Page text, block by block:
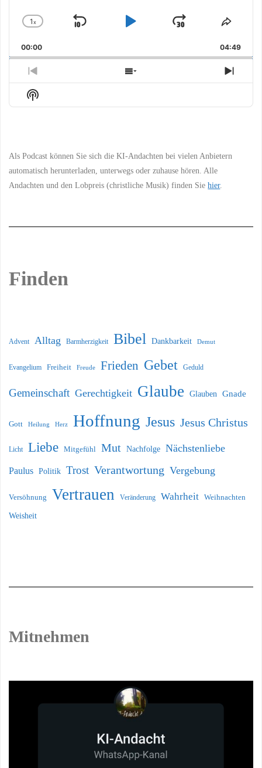
Change
Rate
1x
Skip
Play
Jump
Forward
Share
00:00 04:49
Previous
Episode
Show
Episodes
Next
Show
Podcast
Als Podcast können Sie sich die KI-Andachten bei vielen Anbietern
automatisch herunterladen, unterwegs oder zuhause hören. Alle
Andachten und den Lobpreis (christliche Musik) finden Siehier.
Finden
Advent Alltag Barmherzigkeit Bibel Dankbarkeit Demut
Evangelium Freiheit Freude Frieden Gebet Geduld
Gemeinschaft Gerechtigkeit Glaube Glauben Gnade
Gott Heilung Herz Hoffnung Jesus Jesus Christus
Licht Liebe Mitgefühl Mut Nachfolge Nächstenliebe
Paulus Politik Trost Verantwortung Vergebung
Versöhnung Vertrauen Veränderung Wahrheit Weihnachten
Weisheit
Mitnehmen